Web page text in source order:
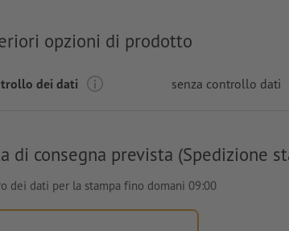
opzioni di prodotto
dei dati senza controllo dati
di consegna prevista (Spedizione
dei dati per la stampa fino domani 09:00